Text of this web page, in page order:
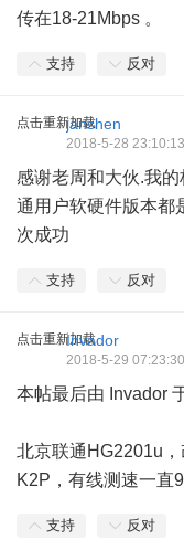
传在18-21Mbps 。
支持 反对
点击重新加载
janshen
2018-5-28 23:10:13
感谢老周和大伙.我
通用户软硬件版本都
次成功
支持 反对
点击重新加载Invador
2018-5-29 07:23:30
本帖最后由 Invador
北京联通HG2201u
K2P，有线测速一直
支持 反对